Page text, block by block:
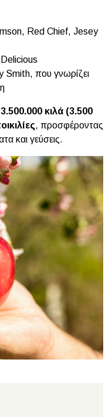
Red Chief, Jesey
Smith, που γνωρίζει
3.500.000 κιλά (3.500
, προσφέροντας
και γεύσεις.